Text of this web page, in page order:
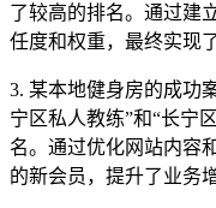
了较高的排名。通过建
任度和权重，最终实现
3. 某本地健身房的成功
宁区私人教练”和“长宁
名。通过优化网站内容
的新会员，提升了业务